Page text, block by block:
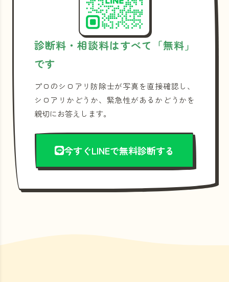
診断料・相談料はすべて「無料」
です
プロのシロアリ防除士が写真を直接確認し、
シロアリかどうか、緊急性があるかどうかを
親切にお答えします。
今すぐLINEで無料診断する